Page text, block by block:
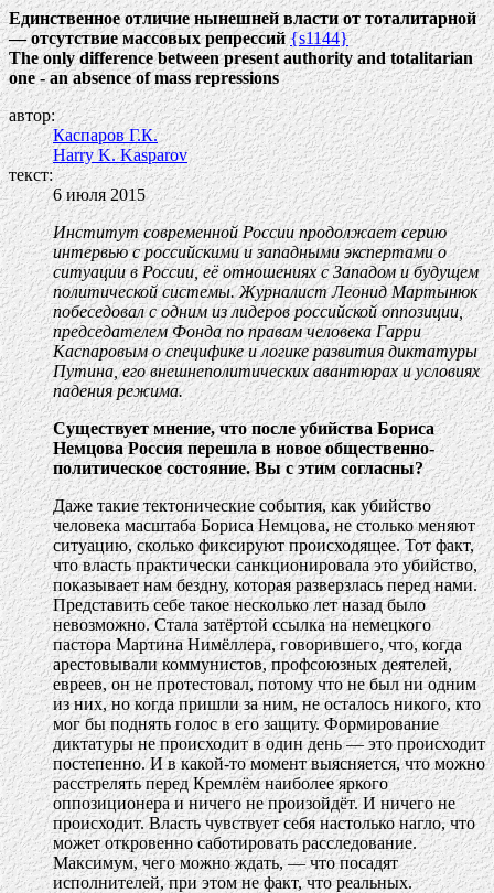
Единственное отличие нынешней власти от тоталитарной
— отсутствие массовых репрессий {s1144}
The only difference between present authority and totalitarian
one - an absence of mass repressions
автор:
Каспаров Г.К.
Harry K. Kasparov
текст:
6 июля 2015
Институт современной России продолжает серию
интервью с российскими и западными экспертами о
ситуации в России, её отношениях с Западом и будущем
политической системы. Журналист Леонид Мартынюк
побеседовал с одним из лидеров российской оппозиции,
председателем Фонда по правам человека Гарри
Каспаровым о специфике и логике развития диктатуры
Путина, его внешнеполитических авантюрах и условиях
падения режима.
Существует мнение, что после убийства Бориса
Немцова Россия перешла в новое общественно-
политическое состояние. Вы с этим согласны?
Даже такие тектонические события, как убийство
человека масштаба Бориса Немцова, не столько меняют
ситуацию, сколько фиксируют происходящее. Тот факт,
что власть практически санкционировала это убийство,
показывает нам бездну, которая разверзлась перед нами.
Представить себе такое несколько лет назад было
невозможно. Стала затёртой ссылка на немецкого
пастора Мартина Нимёллера, говорившего, что, когда
арестовывали коммунистов, профсоюзных деятелей,
евреев, он не протестовал, потому что не был ни одним
из них, но когда пришли за ним, не осталось никого, кто
мог бы поднять голос в его защиту. Формирование
диктатуры не происходит в один день — это происходит
постепенно. И в какой-то момент выясняется, что можно
расстрелять перед Кремлём наиболее яркого
оппозиционера и ничего не произойдёт. И ничего не
происходит. Власть чувствует себя настолько нагло, что
может откровенно саботировать расследование.
Максимум, чего можно ждать, — что посадят
исполнителей, при этом не факт, что реальных.